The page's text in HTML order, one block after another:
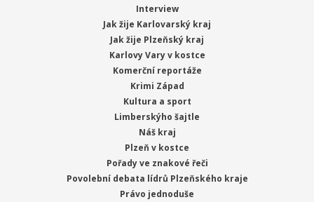
Interview
Jak žije Karlovarský kraj
Jak žije Plzeňský kraj
Karlovy Vary v kostce
Komerční reportáže
Krimi Západ
Kultura a sport
Limberskýho šajtle
Náš kraj
Plzeň v kostce
Pořady ve znakové řeči
Povolební debata lídrů Plzeňského kraje
Právo jednoduše